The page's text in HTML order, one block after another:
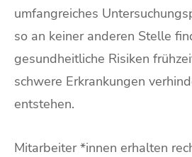
umfangreiches
so an keiner anderen Stelle
gesundheitliche Risiken
schwere Erkrankungen
entstehen.
Mitarbeiter *innen erhalten